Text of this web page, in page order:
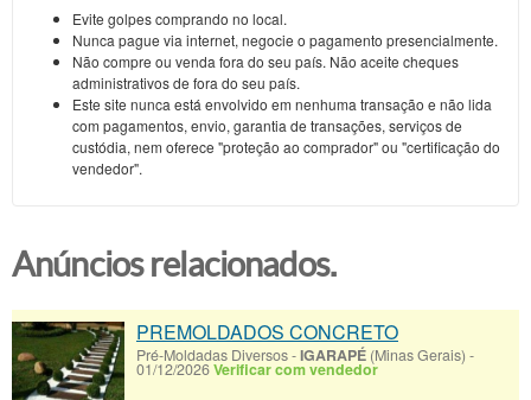
Evite golpes comprando no local.
Nunca pague via internet, negocie o pagamento presencialmente.
Não compre ou venda fora do seu país. Não aceite cheques
administrativos de fora do seu país.
Este site nunca está envolvido em nenhuma transação e não lida
com pagamentos, envio, garantia de transações, serviços de
custódia, nem oferece "proteção ao comprador" ou "certificação do
vendedor".
Anúncios relacionados.
PREMOLDADOS CONCRETO
Pré-Moldadas Diversos-IGARAPÉ (Minas Gerais) -
01/12/2026Verificar com vendedor